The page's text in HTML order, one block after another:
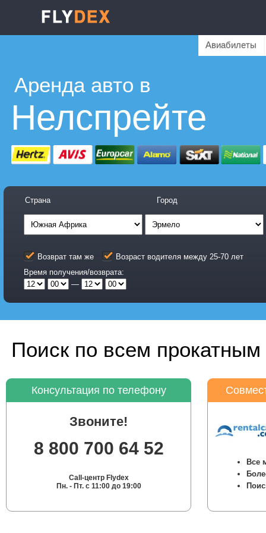
Авиабилеты
Аренда авто в
Нелспрейте
Страна Город
Возврат там же
Возраст водителя между 25-70 лет
Время получения/возврата:
—
Поиск по всем
Консультация по телефону
Звоните!
8 800 700 64 52
Call-центр Flydex
Пн. - Пт. с 11:00 до 19:00
Все